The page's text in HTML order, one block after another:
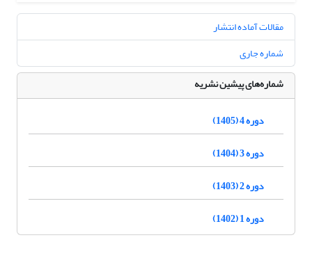
مقالات آماده انتشار
شماره جاری
شماره‌های پیشین نشریه
دوره 4 (1405)
دوره 3 (1404)
دوره 2 (1403)
دوره 1 (1402)